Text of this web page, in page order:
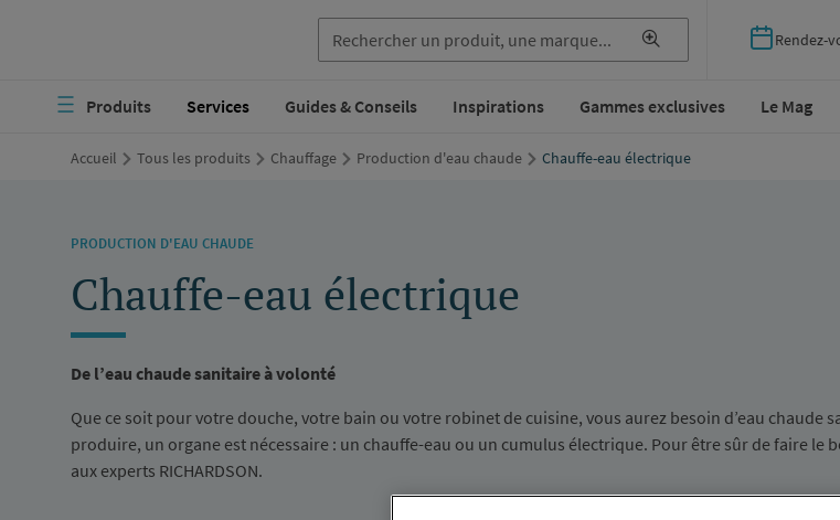
contenu
Rendez-
Navigation
principaleProduits Services Guides & Conseils Inspirations Gammes exclusives Le Mag
Accueil Tous les produits Chauffage Production d'eau chaude Chauffe-eau électrique
PRODUCTION D'EAU CHAUDE
Chauffe-eau électrique
De l’eau chaude sanitaire à volonté
Que ce soit pour votre douche, votre bain ou votre robinet de cuisine, vous aurez besoin d’eau chaude
produire, un organe est nécessaire : un chauffe-eau ou un cumulus électrique. Pour être sûr de faire le
aux experts RICHARDSON.